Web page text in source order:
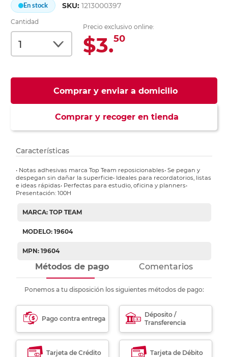
En stock SKU:1213000397
Cantidad
Precio exclusivo online:
$3.50
Comprar y enviar a domicilio
Comprar y recoger en tienda
Características
• Notas adhesivas marca Top Team reposicionables• Se pegan y
despegan sin dañar la superficie• Ideales para recordatorios, listas
e ideas rápidas• Perfectas para estudio, oficina y planners•
Presentación: 100H
MARCA: TOP TEAM
MODELO: 19604
MPN: 19604
Métodos de pago Comentarios
Ponemos a tu disposición los siguientes métodos de pago:
Pago contra entrega
Déposito /
Transferencia
Tarjeta de Crédito Tarjeta de Débito